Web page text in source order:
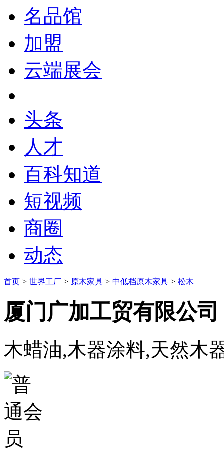
名品馆
加盟
云端展会
头条
人才
百科知道
短视频
商圈
动态
首页 > 世界工厂 > 原木家具 > 中低档原木家具 > 松木
厦门广加工贸有限公司
木蜡油,木器涂料,天然木